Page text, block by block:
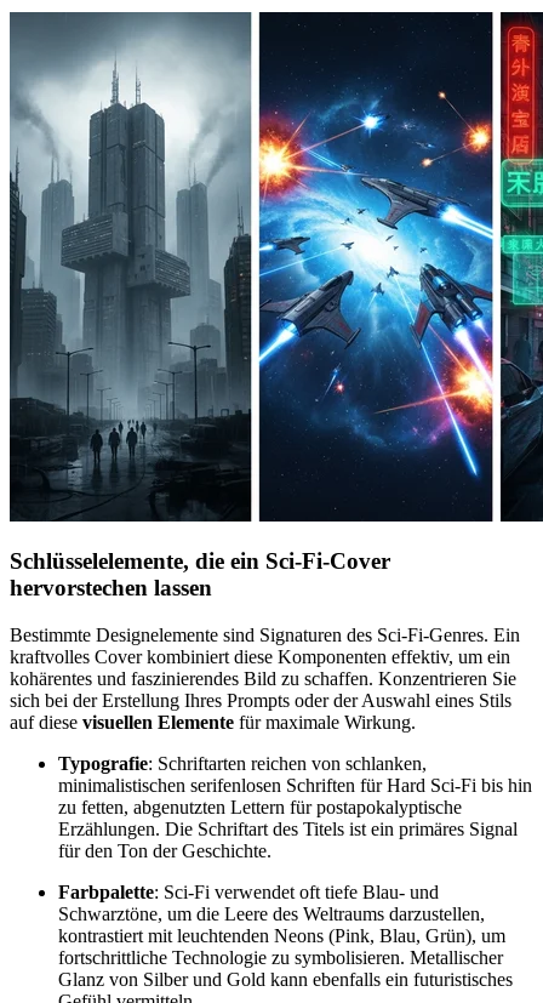
Schlüsselelemente, die ein Sci-Fi-Cover
hervorstechen lassen
Bestimmte Designelemente sind Signaturen des Sci-Fi-Genres. Ein
kraftvolles Cover kombiniert diese Komponenten effektiv, um ein
kohärentes und faszinierendes Bild zu schaffen. Konzentrieren Sie
sich bei der Erstellung Ihres Prompts oder der Auswahl eines Stils
auf diese visuellen Elemente für maximale Wirkung.
Typografie: Schriftarten reichen von schlanken,
minimalistischen serifenlosen Schriften für Hard Sci-Fi bis hin
zu fetten, abgenutzten Lettern für postapokalyptische
Erzählungen. Die Schriftart des Titels ist ein primäres Signal
für den Ton der Geschichte.
Farbpalette: Sci-Fi verwendet oft tiefe Blau- und
Schwarztöne, um die Leere des Weltraums darzustellen,
kontrastiert mit leuchtenden Neons (Pink, Blau, Grün), um
fortschrittliche Technologie zu symbolisieren. Metallischer
Glanz von Silber und Gold kann ebenfalls ein futuristisches